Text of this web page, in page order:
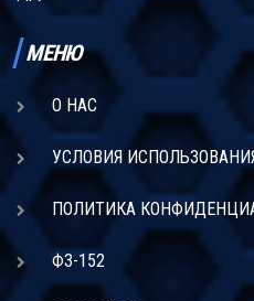
МЕНЮ
О НАС
УСЛОВИЯ
ПОЛИТИКА
ФЗ-152